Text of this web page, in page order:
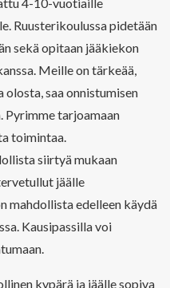
Ruusterikoulussa pidetään
sekä opitaan jääkiekon
Meille on tärkeää,
saa onnistumisen
Pyrimme tarjoamaan
toimintaa.
siirtyä mukaan
jäälle
mahdollista edelleen käydä
Kausipassilla voi
kypärä ja jäälle sopiva